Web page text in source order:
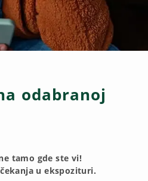
odabranoj
tamo gde ste vi!
u ekspozituri.